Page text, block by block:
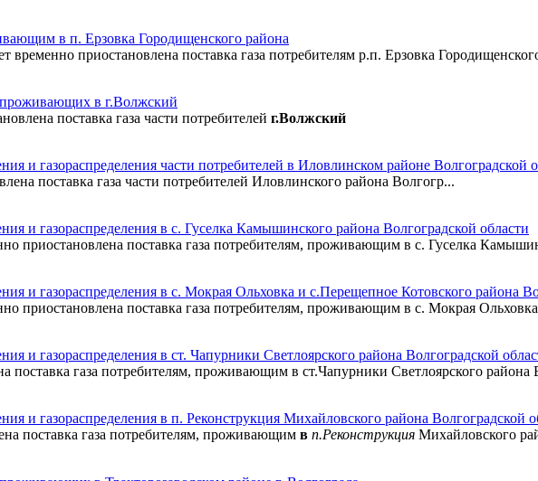
в п. Ерзовка Городищенского района
временно приостановлена поставка газа потребителям р.п. Ерзовка
проживающих в г.Волжский
поставка газа части потребителей г.Волжский
и газораспределения части потребителей в Иловлинском районе Волгоградской
поставка газа части потребителей Иловлинского района Волгогр...
и газораспределения в с. Гуселка Камышинского района Волгоградской области
приостановлена поставка газа потребителям, проживающим в с. Гуселка
и газораспределения в с. Мокрая Ольховка и с.Перещепное Котовского района
приостановлена поставка газа потребителям, проживающим в с. Мокрая
и газораспределения в ст. Чапурники Светлоярского района Волгоградской
поставка газа потребителям, проживающим в ст.Чапурники Светлоярского района
и газораспределения в п. Реконструкция Михайловского района Волгоградской
поставка газа потребителям, проживающим в п.Реконструкция Михайловского